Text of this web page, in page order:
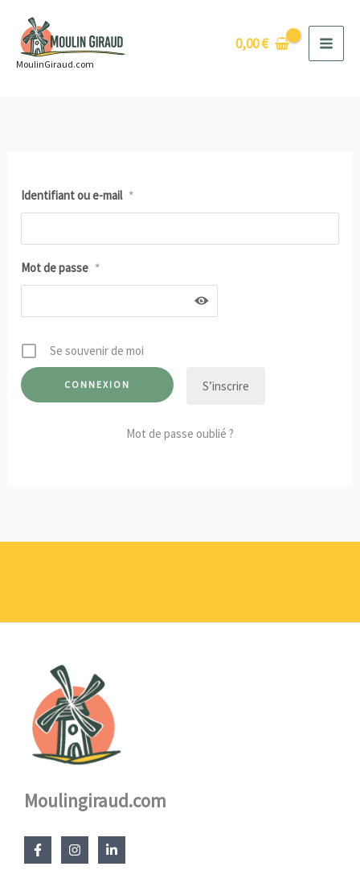
contenu
MoulinGiraud.com
0,00€
Identifiant ou e-mail *
Mot de passe *
Se souvenir de moi
S’inscrire
Mot de passe oublié ?
Moulingiraud.com